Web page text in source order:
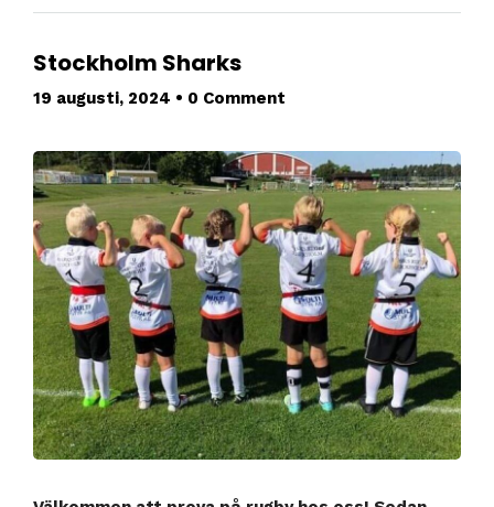
Stockholm Sharks
19 augusti, 2024 • 0 Comment